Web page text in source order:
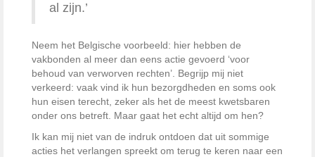
al zijn.’
Neem het Belgische voorbeeld: hier hebben de
vakbonden al meer dan eens actie gevoerd ‘voor
behoud van verworven rechten’. Begrijp mij niet
verkeerd: vaak vind ik hun bezorgdheden en soms ook
hun eisen terecht, zeker als het de meest kwetsbaren
onder ons betreft. Maar gaat het echt altijd om hen?
Ik kan mij niet van de indruk ontdoen dat uit sommige
acties het verlangen spreekt om terug te keren naar een